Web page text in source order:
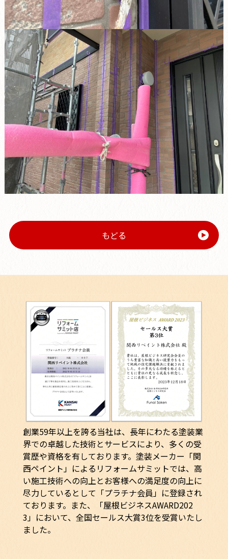
もどる
創業59年以上を誇る当社は、長年にわたる塗装業
界での卓越した技術とサービスにより、多くの受
賞歴や資格を有しております。塗装メーカー「関
西ペイント」によるリフォームサミットでは、高
い施工技術への向上とお客様への満足度の向上に
尽力しているとして「プラチナ会員」に登録され
ております。また、「屋根ビジネスAWARD202
3」において、全国セールス大賞3位を受賞いたし
ました。